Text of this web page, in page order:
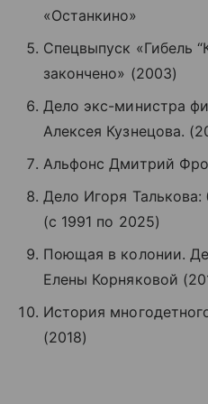
«Останкино»
Спецвыпуск «Гибель
закончено» (2003)
Дело экс-министра
Алексея Кузнецова.
Альфонс Дмитрий
Дело Игоря Талькова:
(с 1991 по 2025)
Поющая в колонии.
Елены Корняковой
История
(2018)